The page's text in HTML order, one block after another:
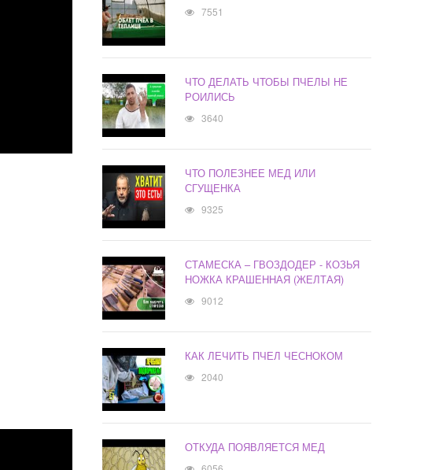
7551
ЧТО ДЕЛАТЬ ЧТОБЫ ПЧЕЛЫ НЕ
РОИЛИСЬ
3640
ЧТО ПОЛЕЗНЕЕ МЕД ИЛИ
СГУЩЕНКА
9325
СТАМЕСКА – ГВОЗДОДЕР - КОЗЬЯ
НОЖКА КРАШЕННАЯ (ЖЕЛТАЯ)
9012
КАК ЛЕЧИТЬ ПЧЕЛ ЧЕСНОКОМ
2040
ОТКУДА ПОЯВЛЯЕТСЯ МЕД